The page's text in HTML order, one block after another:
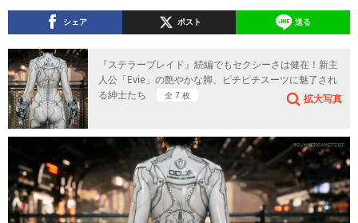
シェア ポスト 送る
『ステラーブレイド』続編でもセクシーさは健在！新主
人公「Evie」の艶やかな脚、ピチピチスーツに魅了され
る紳士たち
全 7 枚 拡大写真